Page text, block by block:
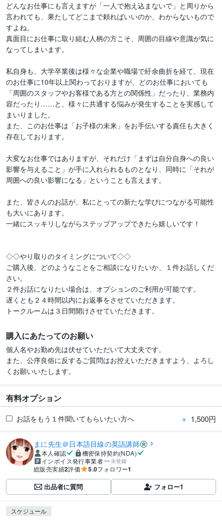
どんなお仕事にも言えますが「一人で抱え込まないで」と周りから
言われても、果たしてどこまで頼ればいいのか、わからないもので
すよね。
真面目にお仕事に取り組む人柄の方こそ、周囲の目線や意識が気に
なってしまいます。
私自身も、大学卒業後は様々な企業や職場で紆余曲折を経て、現在
のお仕事に10年以上関わっておりますが、どのお仕事においても
「周囲のスタッフやお客様である方との関係性」だったり、業務内
容だったり……と、様々に共通する悩みが発生することを実感して
まいりました。
また、このお仕事は「お子様の未来」をお手伝いする責任も大きく
存在しております。
大変なお仕事ではありますが、それだけ「まずは自分自身への良い
影響を与えること」が手に入れられるものとなり、同時に「それが
周囲への良い影響になる」ということも言えます。
また、皆さんのお話が、私にとっての新たな学びにつながる可能性
も大いにあります。
一緒にスッキリしながらステップアップできたら嬉しいです！
◇◇やり取りのタイミングについて◇◇
ご購入後、どのようなことをご相談になりたいか、１件お話しくだ
さい。
２件お話になりたい場合は、オプションのご利用が可能です。
遅くとも２４時間以内にお返事をさせていただきます。
トークルームは３日間開けさせていただきます。
購入にあたってのお願い
個人名やお勤め先は伏せていただいて大丈夫です。
また、公序良俗に反するご質問はお控えいただきますよう、よろし
くお願いいたします。
有料オプション
お話をもう１件聞いてもらいたい方へ ＋ 1,500円
まに先生＠日本語目線の英語講師
本人確認
機密保持契約(NDA)
インボイス発行事業者
未登録
総販売実績2評価 5.0フォロワー1
出品者に質問 フォロー1
スケジュール